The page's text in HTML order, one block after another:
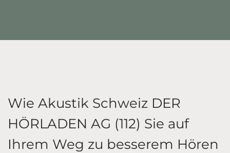
Wie Akustik Schweiz DER
HÖRLADEN AG (112) Sie auf
Ihrem Weg zu besserem Hören